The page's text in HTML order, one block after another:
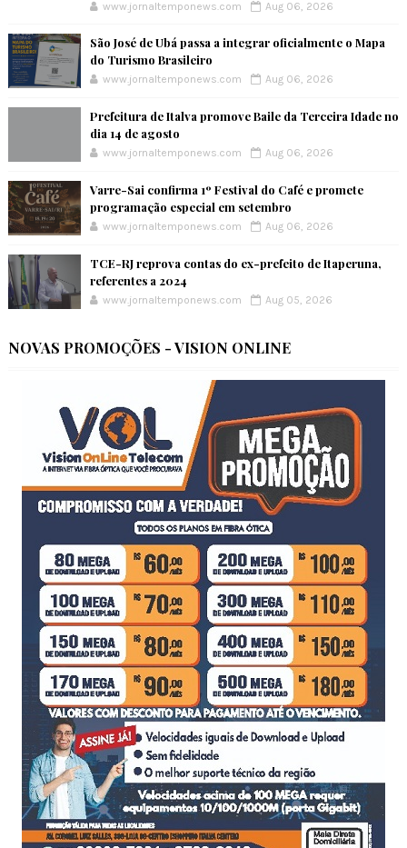
www.jornaltemponews.com Aug 06, 2026
São José de Ubá passa a integrar oficialmente o Mapa
do Turismo Brasileiro
www.jornaltemponews.com Aug 06, 2026
Prefeitura de Italva promove Baile da Terceira Idade no
dia 14 de agosto
www.jornaltemponews.com Aug 06, 2026
Varre-Sai confirma 1º Festival do Café e promete
programação especial em setembro
www.jornaltemponews.com Aug 06, 2026
TCE-RJ reprova contas do ex-prefeito de Itaperuna,
referentes a 2024
www.jornaltemponews.com Aug 05, 2026
NOVAS PROMOÇÕES - VISION ONLINE